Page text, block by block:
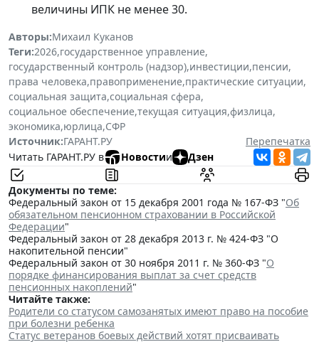
величины ИПК не менее 30.
Авторы:Михаил Куканов
Теги:2026,государственное управление,
государственный контроль (надзор),инвестиции,пенсии,
права человека,правоприменение,практические ситуации,
социальная защита,социальная сфера,
социальное обеспечение,текущая ситуация,физлица,
экономика,юрлица,СФР
Источник:ГАРАНТ.РУ
Перепечатка
Читать ГАРАНТ.РУ в
Новостии Дзен
Документы по теме:
Федеральный закон от 15 декабря 2001 года № 167-ФЗ "Об
обязательном пенсионном страховании в Российской
Федерации"
Федеральный закон от 28 декабря 2013 г. № 424-ФЗ "О
накопительной пенсии"
Федеральный закон от 30 ноября 2011 г. № 360-ФЗ "О
порядке финансирования выплат за счет средств
пенсионных накоплений"
Читайте также:
Родители со статусом самозанятых имеют право на пособие
при болезни ребенка
Статус ветеранов боевых действий хотят присваивать